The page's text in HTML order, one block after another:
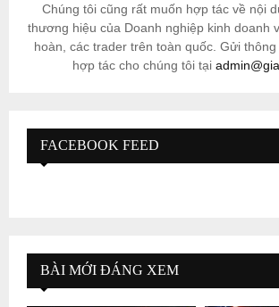
Chúng tôi cũng rất muốn hợp tác về nội
thương hiệu của Doanh nghiệp kinh doanh
hoàn, các trader trên toàn quốc. Gửi
hợp tác cho chúng tôi tại
FACEBOOK FEED
BÀI MỚI ĐÁNG XEM